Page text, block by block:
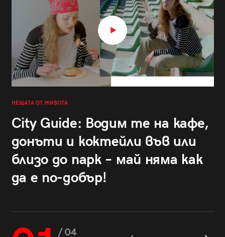
НЕЩАТА ОТ ЖИВОТА
City Guide: Водим те на кафе,
донъти и коктейли във или
близо до парк – май няма как
да е по-добър!
/ 04